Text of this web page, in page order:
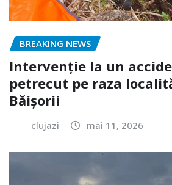
BREAKING NEWS
Intervenție la un
petrecut pe raza
Băișorii
clujazi mai 11, 2026